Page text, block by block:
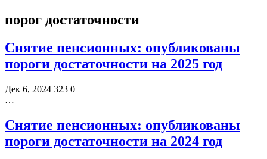
порог достаточности
Снятие пенсионных: опубликованы
пороги достаточности на 2025 год
Дек 6, 2024 323 0
…
Снятие пенсионных: опубликованы
пороги достаточности на 2024 год